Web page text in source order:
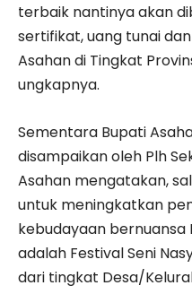
terbaik nantinya akan
sertifikat, uang tunai
Asahan di Tingkat
ungkapnya.
Sementara Bupati
disampaikan oleh Plh
Asahan mengatakan,
untuk meningkatkan
kebudayaan bernuansa
adalah Festival Seni
dari tingkat Desa/